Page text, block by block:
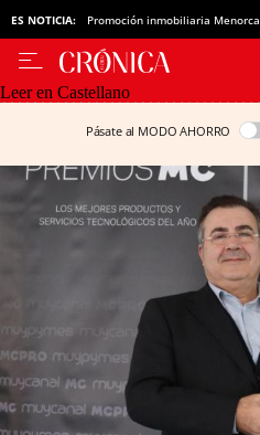
ES NOTICIA: Promoción inmobiliaria Menorca
Leer en Castellano
Pásate al MODO AHORRO